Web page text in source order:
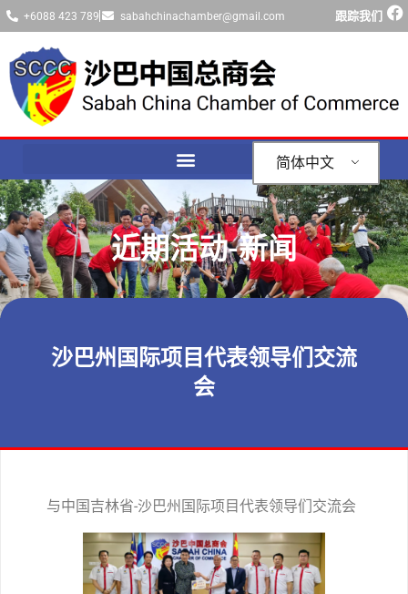
+6088 423 789 sabahchinachamber@gmail.com 跟踪我们
简体中文
近期活动-新闻
沙巴州国际项目代表领导们交流
会
与中国吉林省-沙巴州国际项目代表领导们交流会